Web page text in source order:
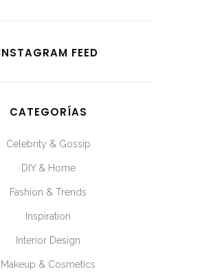
FEED
CATEGORÍAS
Celebrity & Gossip
DIY & Home
Fashion & Trends
Inspiration
Interior Design
Makeup & Cosmetics